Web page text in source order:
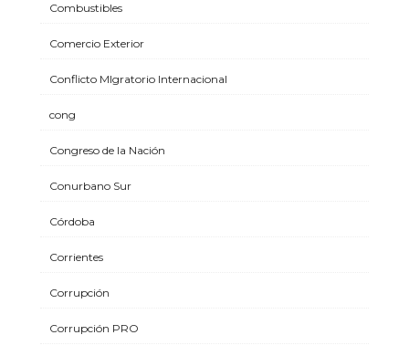
Combustibles
Comercio Exterior
Conflicto MIgratorio Internacional
cong
Congreso de la Nación
Conurbano Sur
Córdoba
Corrientes
Corrupción
Corrupción PRO